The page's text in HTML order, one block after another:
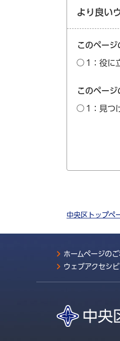
より良い
このページ
1：役に
このページ
1：見つ
中央区トップペ
ホームページの
ウェブアクセシ